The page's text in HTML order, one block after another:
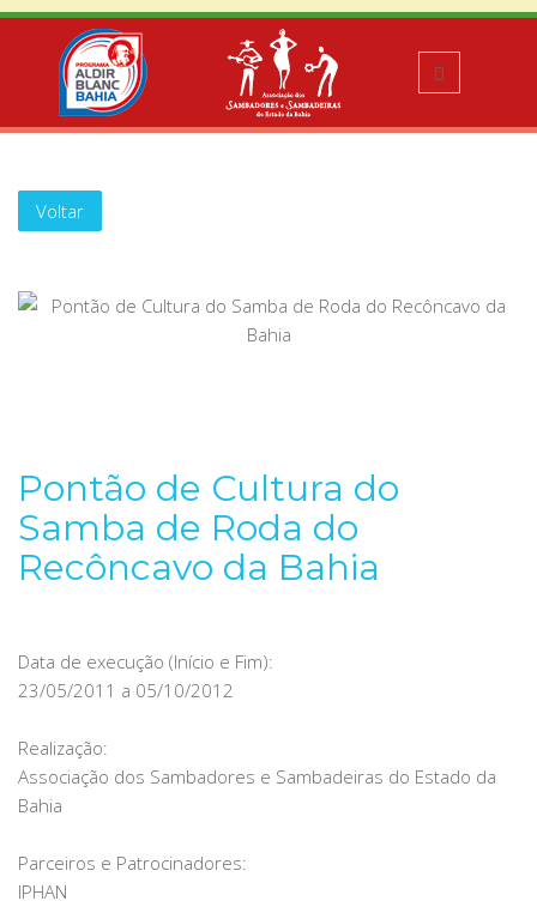
Voltar
Pontão de Cultura do
Samba de Roda do
Recôncavo da Bahia
Data de execução (Início e Fim):
23/05/2011 a 05/10/2012
Realização:
Associação dos Sambadores e Sambadeiras do Estado da
Bahia
Parceiros e Patrocinadores:
IPHAN